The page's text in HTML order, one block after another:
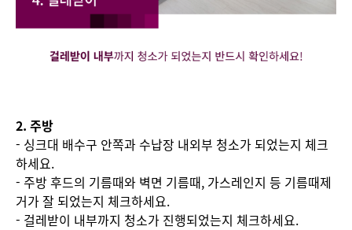
2. 주방
- 싱크대 배수구 안쪽과 수납장 내외부 청소가 되었는지 체크
하세요.
- 주방 후드의 기름때와 벽면 기름때, 가스레인지 등 기름때제
거가 잘 되었는지 체크하세요.
- 걸레받이 내부까지 청소가 진행되었는지 체크하세요.